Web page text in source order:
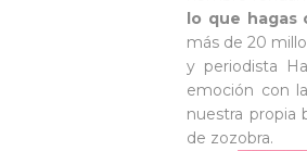
lo que hagas
más de 20
y periodista
emoción con
nuestra propia
de zozobra.